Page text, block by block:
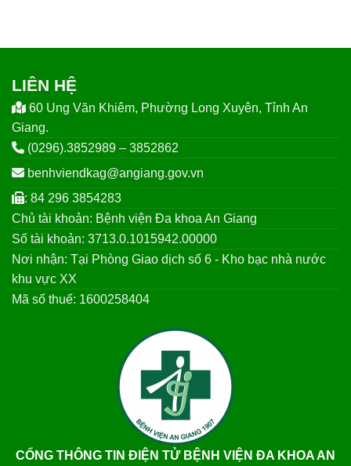
LIÊN HỆ
60 Ung Văn Khiêm, Phường Long Xuyên, Tỉnh An
Giang.
(0296).3852989 – 3852862
benhviendkag@angiang.gov.vn
: 84 296 3854283
Chủ tài khoản: Bệnh viện Đa khoa An Giang
Số tài khoản: 3713.0.1015942.00000
Nơi nhận: Tại Phòng Giao dịch số 6 - Kho bạc nhà nước
khu vực XX
Mã số thuế: 1600258404
CỔNG THÔNG TIN ĐIỆN TỬ BỆNH VIỆN ĐA KHOA AN